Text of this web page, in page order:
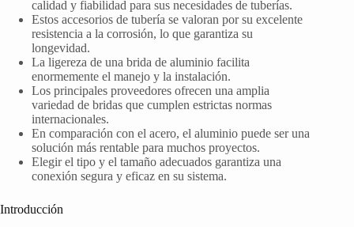
calidad y fiabilidad para sus necesidades de tuberías.
Estos accesorios de tubería se valoran por su excelente
resistencia a la corrosión, lo que garantiza su
longevidad.
La ligereza de una brida de aluminio facilita
enormemente el manejo y la instalación.
Los principales proveedores ofrecen una amplia
variedad de bridas que cumplen estrictas normas
internacionales.
En comparación con el acero, el aluminio puede ser una
solución más rentable para muchos proyectos.
Elegir el tipo y el tamaño adecuados garantiza una
conexión segura y eficaz en su sistema.
Introducción